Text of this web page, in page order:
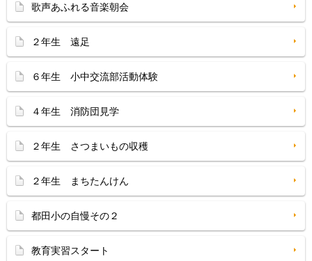
歌声あふれる音楽朝会
２年生 遠足
６年生 小中交流部活動体験
４年生 消防団見学
２年生 さつまいもの収穫
２年生 まちたんけん
都田小の自慢その２
教育実習スタート